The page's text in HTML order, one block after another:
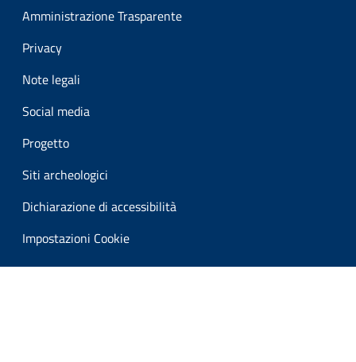
Amministrazione Trasparente
Privacy
Note legali
Social media
Progetto
Siti archeologici
Dichiarazione di accessibilità
Impostazioni Cookie